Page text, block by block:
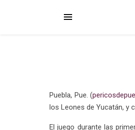
Puebla, Pue. (
los Leones de Yucatán, y
El juego durante las